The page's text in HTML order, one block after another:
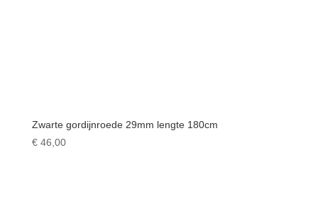
Zwarte gordijnroede 29mm lengte 180cm
€46,00